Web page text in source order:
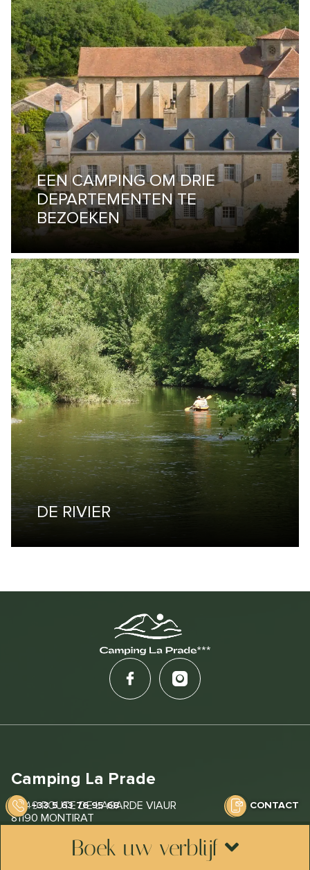
+33 5 63 76 95 68 CONTACT
Boek uw verblijf
EEN CAMPING OM DRIE
DEPARTEMENTEN TE
BEZOEKEN
DE RIVIER
Camping La Prade
4649 ROUTE DE LAGARDE VIAUR
81190 MONTIRAT